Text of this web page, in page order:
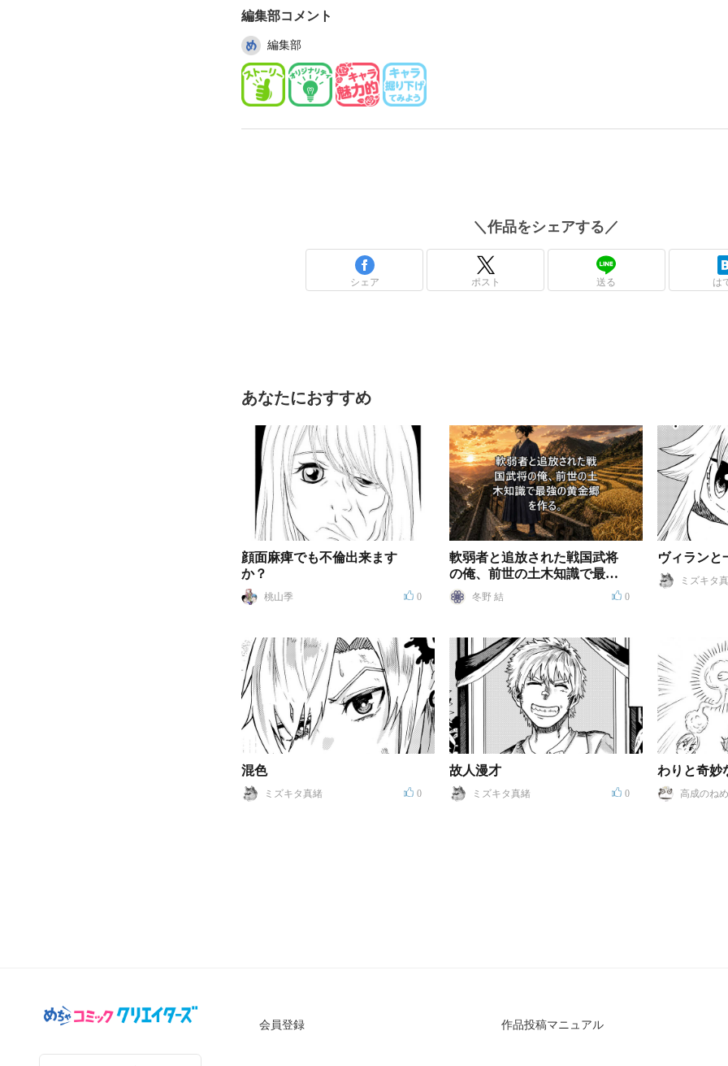
編集部コメント
編集部
＼ 作品をシェアする／
シェア ポスト 送る は
あなたにおすすめ
顔面麻痺でも不倫出来ます
か？
桃山季 0
軟弱者と追放された戦国武将
の俺、前世の土木知識で最強
の黄金郷を作る。
冬野 結 0
ヴィランと
ミズキタ
混色
ミズキタ真緒 0
故人漫才
ミズキタ真緒 0 高成のね
会員登録 作品投稿マニュアル